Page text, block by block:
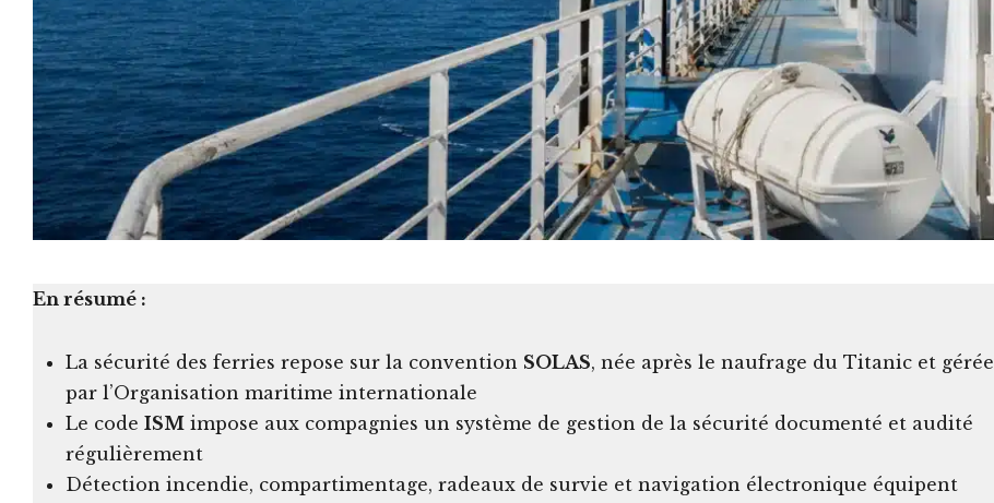
En résumé :
La sécurité des ferries repose sur la convention SOLAS, née après le naufrage du Titanic et gérée
par l’Organisation maritime internationale
Le code ISM impose aux compagnies un système de gestion de la sécurité documenté et audité
régulièrement
Détection incendie, compartimentage, radeaux de survie et navigation électronique équipent